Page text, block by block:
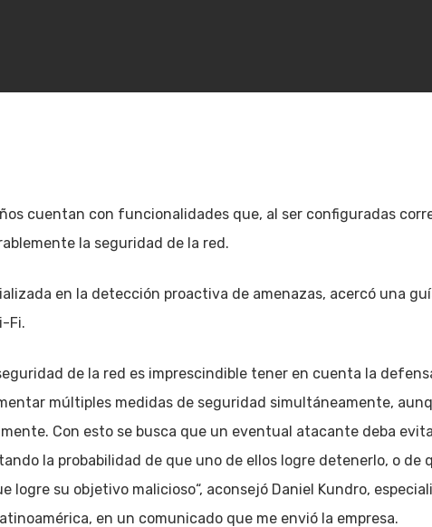
cuentan con funcionalidades que, al ser configuradas
la seguridad de la red.
en la detección proactiva de amenazas, acercó una
Fi.
de la red es imprescindible tener en cuenta la
múltiples medidas de seguridad simultáneamente,
Con esto se busca que un eventual atacante deba
la probabilidad de que uno de ellos logre detenerlo, o de
logre su objetivo malicioso“, aconsejó Daniel Kundro,
en un comunicado que me envió la empresa.